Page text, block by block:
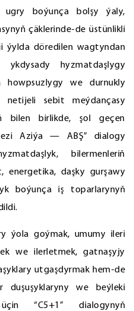
ugry boýunça bolşy ýaly,
çäklerinde-de üstünlikli
ýylda döredilen wagtyndan
hyzmatdaşlygy
howpsuzlygy we durnukly
netijeli sebit meýdançasy
bilen birlikde, şol geçen
Aziýa — ABŞ” dialogy
bilermenleriň
energetika, daşky gurşawy
boýunça iş toparlarynyň
ýola goýmak, umumy ileri
we ilerletmek, gatnaşyjy
utgaşdyrmak hem-de
duşuşyklaryny we beýleki
“C5+1” dialogynyň